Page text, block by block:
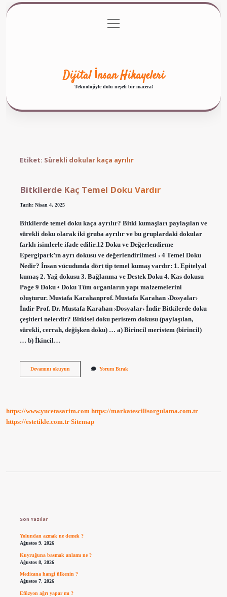
Gizlilik Politikası
menüyü
aç
Dijital İnsan Hikayeleri
Teknolojiyle dolu neşeli bir macera!
Etiket: Sürekli dokular kaça ayrılır
Bitkilerde Kaç Temel Doku Vardır
Tarih: Nisan 4, 2025
Bitkilerde temel doku kaça ayrılır? Bitki kumaşları paylaşılan ve
sürekli doku olarak iki gruba ayrılır ve bu gruplardaki dokular
farklı isimlerle ifade edilir.12 Doku ve Değerlendirme
Epergipark’ın ayrı dokusu ve değerlendirilmesi › 4 Temel Doku
Nedir? İnsan vücudunda dört tip temel kumaş vardır: 1. Epitelyal
kumaş 2. Yağ dokusu 3. Bağlanma ve Destek Doku 4. Kas dokusu
Page 9 Doku • Doku Tüm organların yapı malzemelerini
oluşturur. Mustafa Karahanprof. Mustafa Karahan ›Dosyalar›
İndir Prof. Dr. Mustafa Karahan ›Dosyalar› İndir Bitkilerde doku
çeşitleri nelerdir? Bitkisel doku peristem dokusu (paylaşılan,
sürekli, cerrah, değişken doku) … a) Birincil meristem (birincil)
… b) İkincil…
Devamını okuyunBitkilerde
Yorum Bırak
https://www.yucetasarim.com https://markatescilisorgulama.com.tr
https://estetikle.com.tr Sitemap
Son Yazılar
Yolundan azmak ne demek ?
Ağustos 9, 2026
Kuyruğuna basmak anlamı ne ?
Ağustos 8, 2026
Medicana hangi ülkenin ?
Ağustos 7, 2026
Efüzyon ağrı yapar mı ?